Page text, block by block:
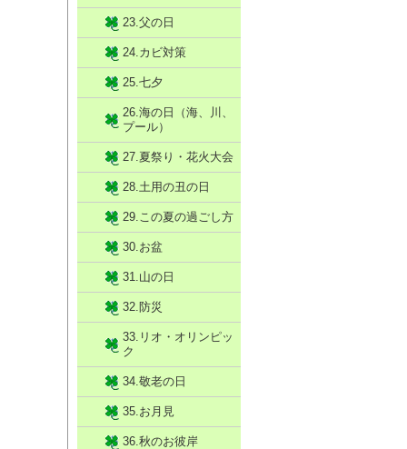
23.父の日
24.カビ対策
25.七夕
26.海の日（海、川、
プール）
27.夏祭り・花火大会
28.土用の丑の日
29.この夏の過ごし方
30.お盆
31.山の日
32.防災
33.リオ・オリンピッ
ク
34.敬老の日
35.お月見
36.秋のお彼岸